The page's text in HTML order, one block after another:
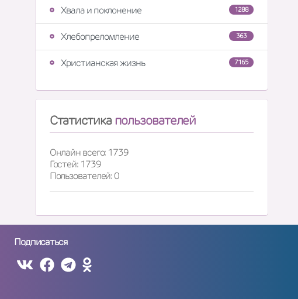
1288
Хвала и поклонение
363
Хлебопреломление
7165
Христианская жизнь
Статистика пользователей
Онлайн всего: 1739
Гостей: 1739
Пользователей: 0
Подписаться